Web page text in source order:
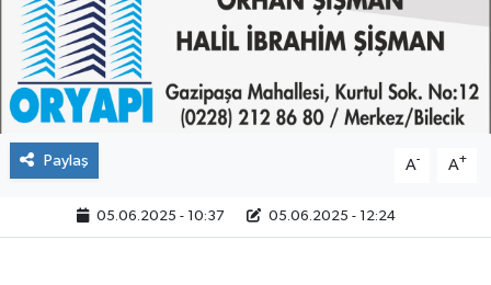
Paylaş A- A+
05.06.2025 - 10:37 05.06.2025 - 12:24